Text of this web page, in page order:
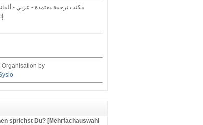
مكتب ترجمة معتمدة - عربي -
Organisation by
sprichst Du? [Mehrfachauswahl